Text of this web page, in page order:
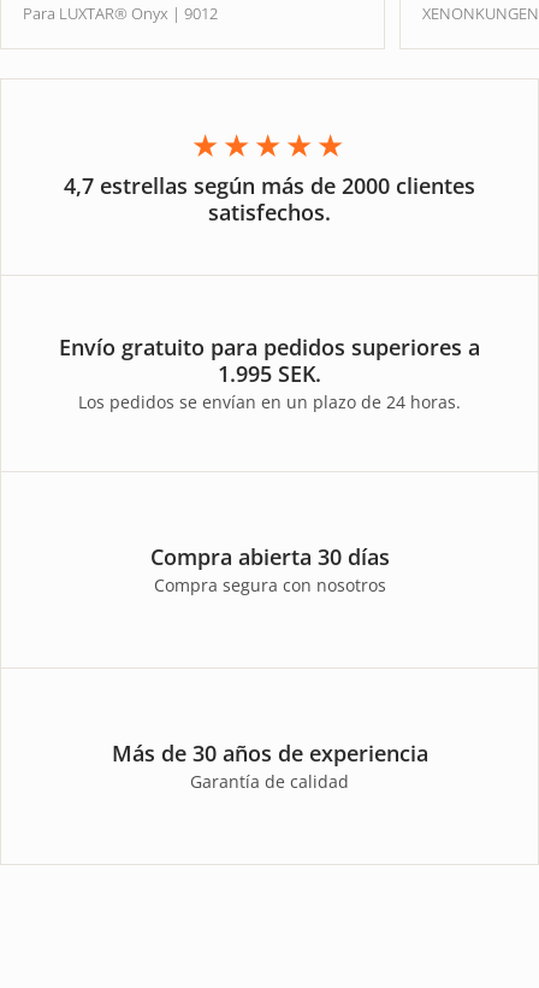
Para LUXTAR® Onyx | 9012
★★★★★
4,7 estrellas según más de 2000 clientes
satisfechos.
Envío gratuito para pedidos superiores a
1.995 SEK.
Los pedidos se envían en un plazo de 24 horas.
Compra abierta 30 días
Compra segura con nosotros
Más de 30 años de experiencia
Garantía de calidad